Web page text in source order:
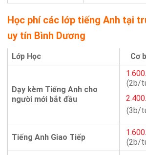
Học phí các lớp tiếng Anh tại
uy tín Bình Dương
Lớp Học Cơ
Dạy kèm Tiếng Anh cho
người mới bắt đầu
(2b/
(3b/
Tiếng Anh Giao Tiếp
(2b/